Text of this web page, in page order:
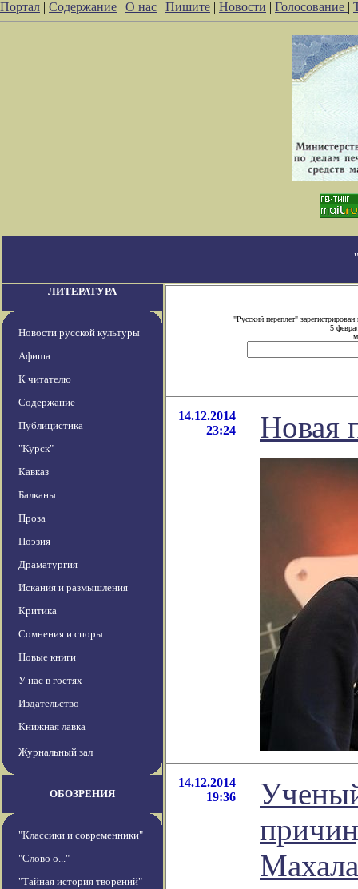
Портал | Содержание | О нас | Пишите | Новости | Голосование |
ЛИТЕРАТУРА
Новости русской культуры
Афиша
К читателю
Содержание
Публицистика
"Курск"
Кавказ
Балканы
Проза
Поэзия
Драматургия
Искания и размышления
Критика
Сомнения и споры
Новые книги
У нас в гостях
Издательство
Книжная лавка
Журнальный зал
ОБОЗРЕНИЯ
"Классики и современники"
"Слово о..."
"Тайная история творений"
"Русский переплет"
5
14.12.2014
23:24
Новая
14.12.2014
19:36
Махала